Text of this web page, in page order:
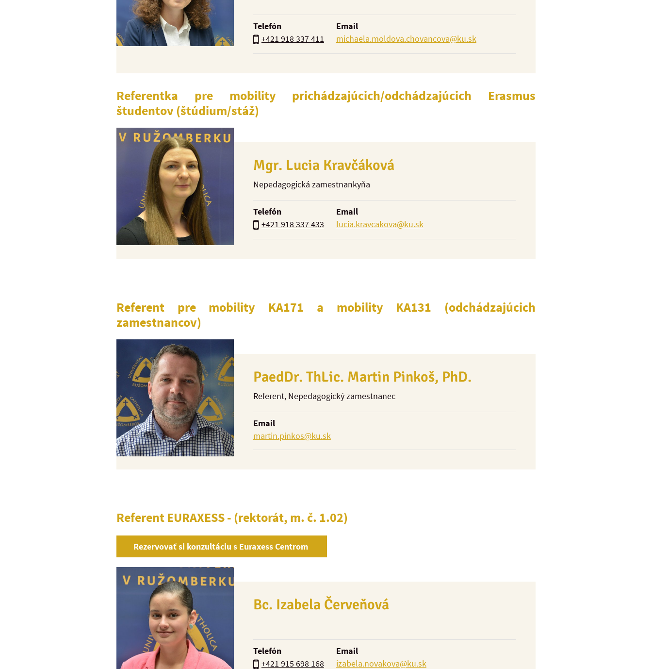
Telefón
+421 918 337 411
Email
michaela.moldova.chovancova@ku.sk
Referentka pre mobility prichádzajúcich/odchádzajúcich Erasmus
študentov (štúdium/stáž)
Mgr. Lucia Kravčáková
Nepedagogická zamestnankyňa
Telefón
+421 918 337 433
Email
lucia.kravcakova@ku.sk
Referent pre mobility KA171 a mobility KA131 (odchádzajúcich
zamestnancov)
PaedDr. ThLic. Martin Pinkoš, PhD.
Referent, Nepedagogický zamestnanec
Email
martin.pinkos@ku.sk
Referent EURAXESS - (rektorát, m. č. 1.02)
Rezervovať si konzultáciu s Euraxess Centrom
Bc. Izabela Červeňová
Telefón
+421 915 698 168
Email
izabela.novakova@ku.sk